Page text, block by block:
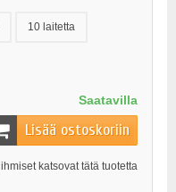
10 laitetta
Saatavilla
Lisää ostoskoriin
ihmiset katsovat tätä tuotetta